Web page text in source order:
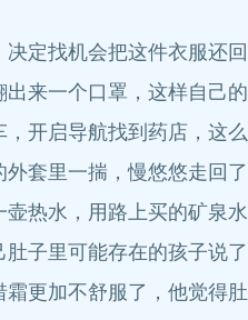
找机会把这件衣服还回
一个口罩，这样自己的
启导航找到药店，这么
套里一揣，慢悠悠走回了
水，用路上买的矿泉水
里可能存在的孩子说了
加不舒服了，他觉得肚